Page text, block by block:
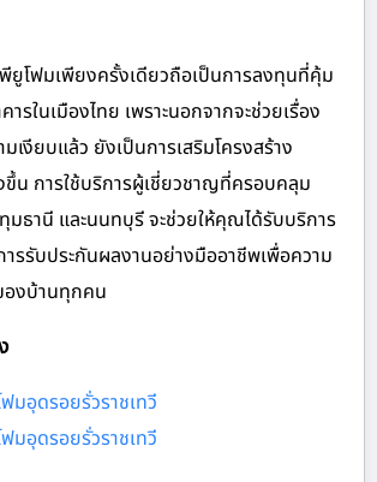
โฟมเพียงครั้งเดียวถือเป็นการลงทุนที่คุ้ม
รในเมืองไทย เพราะนอกจากจะช่วยเรื่อง
เงียบแล้ว ยังเป็นการเสริมโครงสร้าง
ขึ้น การใช้บริการผู้เชี่ยวชาญที่ครอบคลุม
ธานี และนนทบุรี จะช่วยให้คุณได้รับบริการ
ารรับประกันผลงานอย่างมืออาชีพเพื่อความ
องบ้านทุกคน
มอุดรอยรั่วราชเทวี
มอุดรอยรั่วราชเทวี